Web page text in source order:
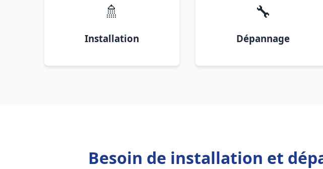
🚿
Installation
🔧
Dépannage
Besoin de installation et